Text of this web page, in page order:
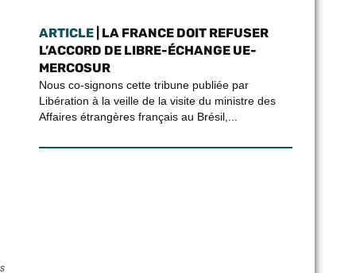
ARTICLE| LA FRANCE DOIT REFUSER
L’ACCORD DE LIBRE-ÉCHANGE UE-
MERCOSUR
Nous co-signons cette tribune publiée par
Libération à la veille de la visite du ministre des
Affaires étrangères français au Brésil,...